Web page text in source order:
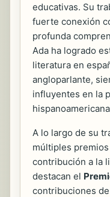
educativas. Su
fuerte conexión
profunda
Ada ha logrado
literatura en
angloparlante,
influyentes en la
A lo largo de su
múltiples
contribución a la
destacan el
contribuciones